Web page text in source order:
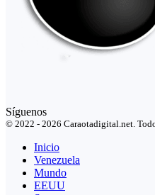
Síguenos
© 2022 - 2026 Caraotadigital.net.
Inicio
Venezuela
Mundo
EEUU